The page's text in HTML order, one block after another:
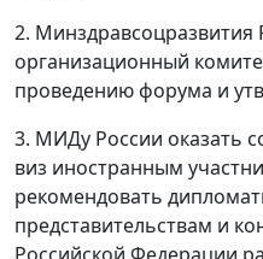
2. Минздравсоцразвития
организационный
проведению форума и
3. МИДу России оказать
виз иностранным
рекомендовать
представительствам и